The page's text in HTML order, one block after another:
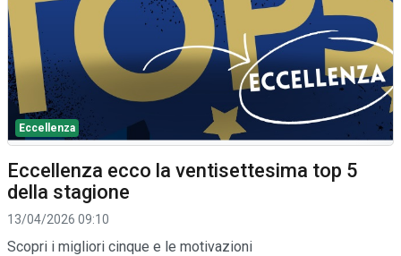
Eccellenza
Eccellenza ecco la ventisettesima top 5
della stagione
13/04/2026 09:10
Scopri i migliori cinque e le motivazioni